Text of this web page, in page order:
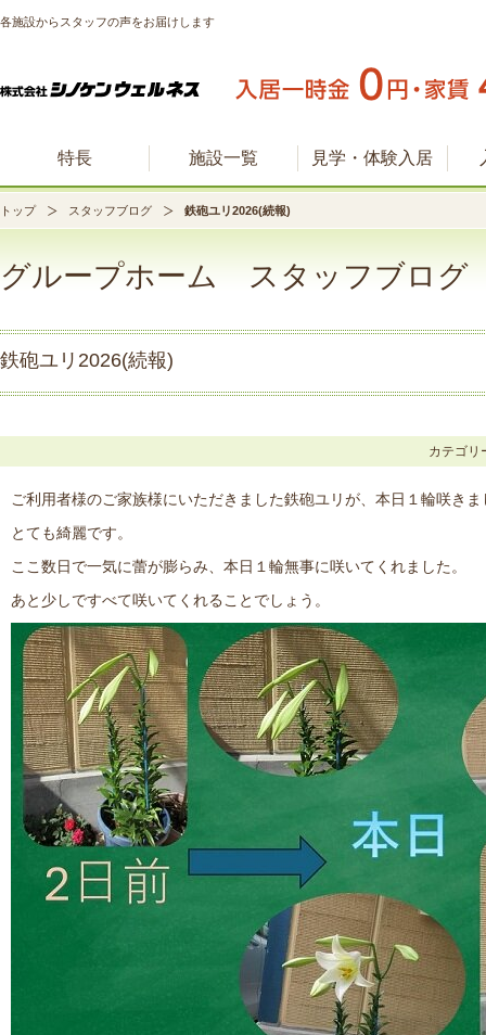
各施設からスタッフの声をお届けします
特長 施設一覧 見学・体験入居
トップ スタッフブログ 鉄砲ユリ2026(続報)
グループホーム スタッフブログ
鉄砲ユリ2026(続報)
カテゴ
ご利用者様のご家族様にいただきました鉄砲ユリが、本日１輪咲きま
とても綺麗です。
ここ数日で一気に蕾が膨らみ、本日１輪無事に咲いてくれました。
あと少しですべて咲いてくれることでしょう。